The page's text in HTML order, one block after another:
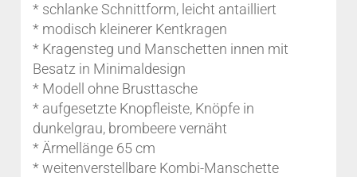
* schlanke Schnittform, leicht antailliert
* modisch kleinerer Kentkragen
* Kragensteg und Manschetten innen mit
Besatz in Minimaldesign
* Modell ohne Brusttasche
* aufgesetzte Knopfleiste, Knöpfe in
dunkelgrau, brombeere vernäht
* Ärmellänge 65 cm
* weitenverstellbare Kombi-Manschette